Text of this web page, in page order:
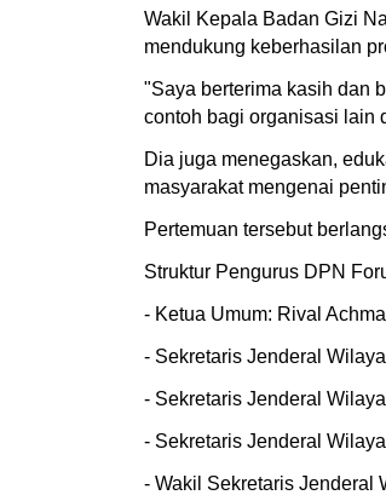
Wakil Kepala Badan Gizi
mendukung keberhasilan
"Saya berterima kasih dan
contoh bagi organisasi lain
Dia juga menegaskan,
masyarakat mengenai
Pertemuan tersebut
Struktur Pengurus DPN
- Ketua Umum: Rival
- Sekretaris Jenderal
- Sekretaris Jenderal
- Sekretaris Jenderal
- Wakil Sekretaris Jenderal